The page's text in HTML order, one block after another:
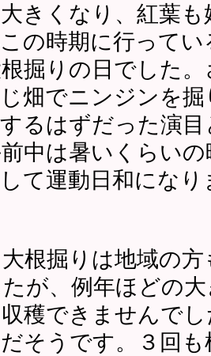
きくなり、紅葉
の時期に行って
掘りの日でした
畑でニンジンを
るはずだった演
中は暑いくらい
て運動日和になり
根掘りは地域の
が、例年ほどの
穫できませんで
そうです。３回